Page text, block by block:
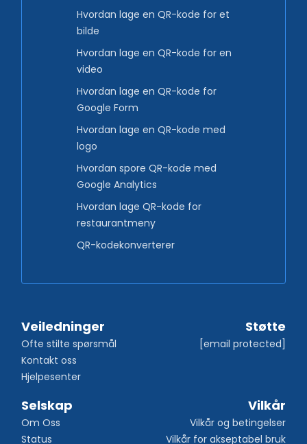
Hvordan lage en QR-kode for et
bilde
Hvordan lage en QR-kode for en
video
Hvordan lage en QR-kode for
Google Form
Hvordan lage en QR-kode med
logo
Hvordan spore QR-kode med
Google Analytics
Hvordan lage QR-kode for
restaurantmeny
QR-kodekonverterer
Veiledninger
Ofte stilte spørsmål
Kontakt oss
Hjelpesenter
Støtte
[email protected]
Selskap
Om Oss
Status
Vilkår
Vilkår og betingelser
Vilkår for akseptabel bruk